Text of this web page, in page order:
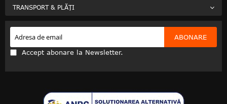
TRANSPORT & PLĂȚI
ABONARE
Accept abonare la Newsletter.